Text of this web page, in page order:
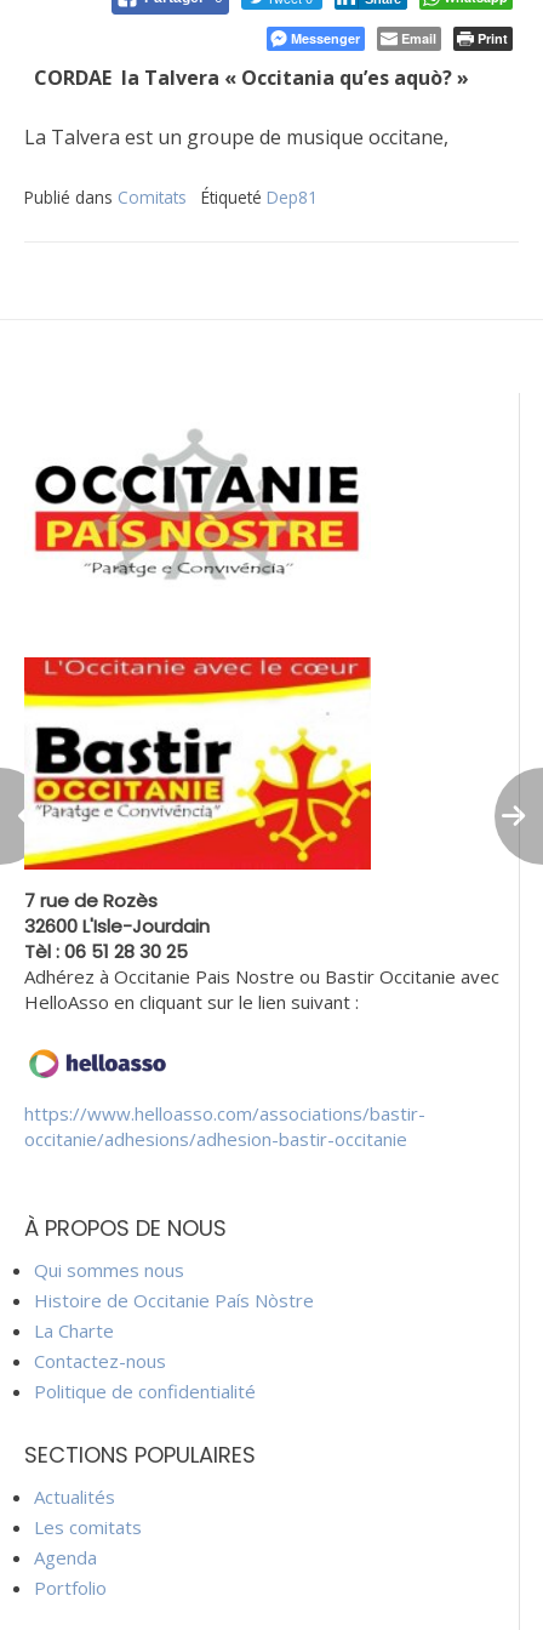
Messenger Email Print
CORDAE la Talvera « Occitania qu’es aquò? »
La Talvera est un groupe de musique occitane,
Publié dans Comitats Étiqueté Dep81
7 rue de Rozès
32600 L'Isle-Jourdain
Tèl : 06 51 28 30 25
Adhérez à Occitanie Pais Nostre ou Bastir Occitanie avec
HelloAsso en cliquant sur le lien suivant :
https://www.helloasso.com/associations/bastir-
occitanie/adhesions/adhesion-bastir-occitanie
À PROPOS DE NOUS
Qui sommes nous
Histoire de Occitanie País Nòstre
La Charte
Contactez-nous
Politique de confidentialité
SECTIONS POPULAIRES
Actualités
Les comitats
Agenda
Portfolio